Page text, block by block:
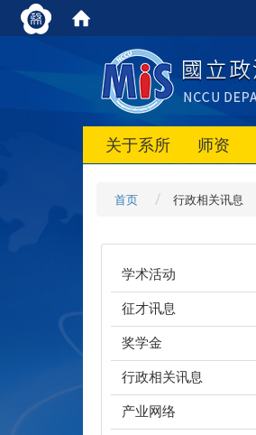
关于系所 师资
首页 行政相关讯息
学术活动
征才讯息
奖学金
行政相关讯息
产业网络